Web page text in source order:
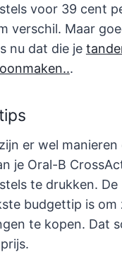
voor 39 cent
verschil. Maar
nu dat die je
.
er wel manieren
je Oral-B
te drukken. De
budgettip is om
te kopen. Dat